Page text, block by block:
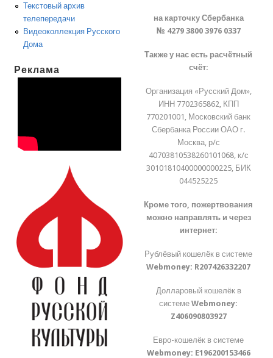
Текстовый архив
телепередачи
Видеоколлекция Русского
Дома
Реклама
на карточку Сбербанка
№ 4279 3800 3976 0337
Также у нас есть расчётный
счёт:
Организация «Русский Дом»,
ИНН 7702365862, КПП
770201001, Московский банк
Сбербанка России ОАО г.
Москва, р/с
40703810538260101068, к/с
30101810400000000225, БИК
044525225
Кроме того, пожертвования
можно направлять и через
интернет:
Рублёвый кошелёк в системе
Webmoney: R207426332207
Долларовый кошелёк в
системеWebmoney:
Z406090803927
Евро-кошелёк в системе
Webmoney: E196200153466